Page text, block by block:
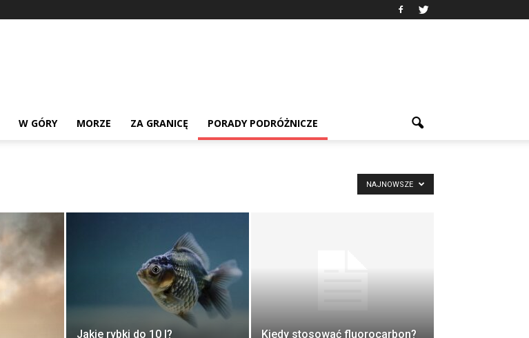
W GÓRY MORZE ZA GRANICĘ PORADY PODRÓŻNICZE
NAJNOWSZE
Jakie rybki do 10 l? Kiedy stosować fluorocarbon?